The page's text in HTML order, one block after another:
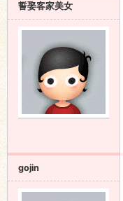
誓娶客家美女
gojin